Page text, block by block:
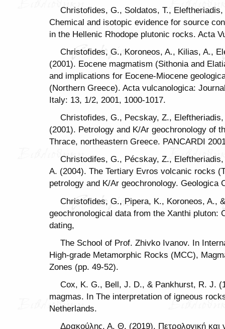
Christofides, G., Soldatos, T.,
Chemical and isotopic evidence for source
in the Hellenic Rhodope plutonic rocks. Acta
Christofides, G., Koroneos, A., Kilias, A.,
(2001). Eocene magmatism (Sithonia and
and implications for Eocene-Miocene
(Northern Greece). Acta vulcanologica:
Italy: 13, 1/2, 2001, 1000-1017.
Christofides, G., Pecskay, Z.,
(2001). Petrology and K/Ar geochronology of
Thrace, northeastern Greece. PANCARDI
Christodifes, G., Pécskay, Z.,
A. (2004). The Tertiary Evros volcanic rocks
petrology and K/Ar geochronology. Geologica
Christofides, G., Pipera, K., Koroneos, A.,
geochronological data from the Xanthi pluton:
dating,
The School of Prof. Zhivko Ivanov. In
High-grade Metamorphic Rocks (MCC),
Zones (pp. 49-52).
Cox, K. G., Bell, J. D., & Pankhurst, R. J.
magmas. In The interpretation of igneous
Netherlands.
Δρακούλης, Α. Θ. (2019). Πετρολογική και